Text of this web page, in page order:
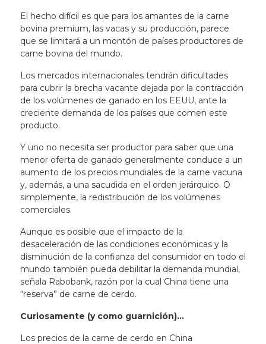
El hecho difícil es que para los amantes de la carne
bovina premium, las vacas y su producción, parece
que se limitará a un montón de países productores de
carne bovina del mundo.
Los mercados internacionales tendrán dificultades
para cubrir la brecha vacante dejada por la contracción
de los volúmenes de ganado en los EEUU, ante la
creciente demanda de los países que comen este
producto.
Y uno no necesita ser productor para saber que una
menor oferta de ganado generalmente conduce a un
aumento de los precios mundiales de la carne vacuna
y, además, a una sacudida en el orden jerárquico. O
simplemente, la redistribución de los volúmenes
comerciales.
Aunque es posible que el impacto de la
desaceleración de las condiciones económicas y la
disminución de la confianza del consumidor en todo el
mundo también pueda debilitar la demanda mundial,
señala Rabobank, razón por la cual China tiene una
“reserva” de carne de cerdo.
Curiosamente (y como guarnición)…
Los precios de la carne de cerdo en China